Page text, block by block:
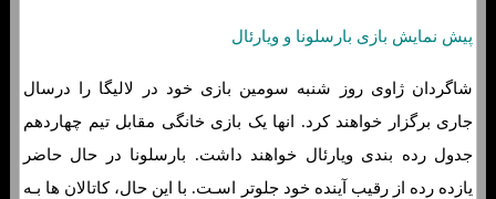
پیش نمایش بازی بارسلونا و ویارئال
شاگردان ژاوی روز شنبه سومین بازی خود در لالیگا را درسال
جاری برگزار خواهند کرد. انها یک بازی خانگی مقابل تیم چهاردهم
جدول رده بندی ویارئال خواهند داشت. بارسلونا در حال حاضر
یازده رده از رقیب آینده خود جلوتر اسـت. با این حال، کاتالان ها بـه